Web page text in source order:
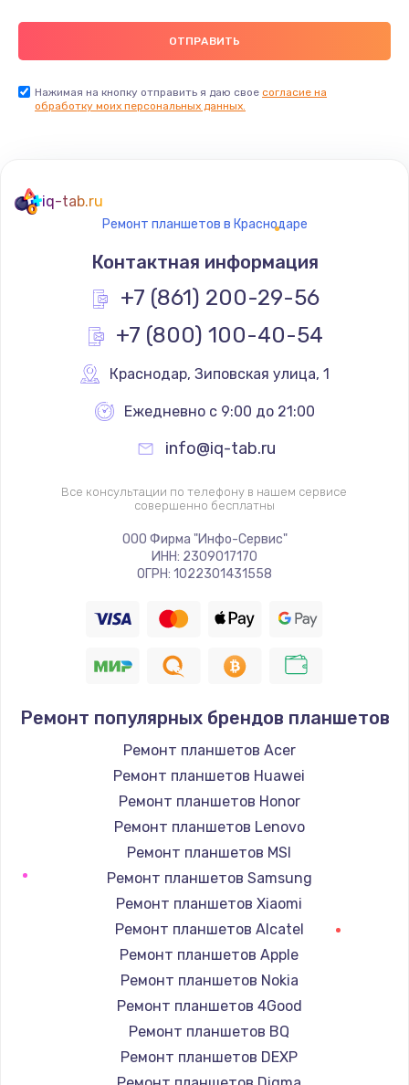
Заказать
Замена разъема зарядки (питания)
от 390 руб.
Заказать
Замена элемента
от 1190 руб.
Заказать
Замена клавиатуры
от 1600 руб.
Заказать
Замена термопасты
Заказать
Замена системы охлаждения
Заказать
Ремонт подсветки
от 1200 руб.
Заказать
Чистка от пыли
от 990 руб.
Заказать
Настройка Wi-Fi
от 1030 руб.
Заказать
Восстановление данных
Нажимая на кнопку отправить я даю свое согласие на
обработку моих персональных данных.
iq-tab.ru
Ремонт планшетов в Краснодаре
Контактная информация
+7 (861) 200-29-56
+7 (800) 100-40-54
Краснодар, Зиповская улица, 1
Ежедневно с 9:00 до 21:00
info@iq-tab.ru
Все консультации по телефону в нашем сервисе
совершенно бесплатны
ООО Фирма "Инфо-Сервис"
ИНН: 2309017170
ОГРН: 1022301431558
Ремонт популярных брендов планшетов
Ремонт планшетов Acer
Ремонт планшетов Huawei
Ремонт планшетов Honor
Ремонт планшетов Lenovo
Ремонт планшетов MSI
Ремонт планшетов Samsung
Ремонт планшетов Xiaomi
Ремонт планшетов Alcatel
Ремонт планшетов Apple
Ремонт планшетов Nokia
Ремонт планшетов 4Good
Ремонт планшетов BQ
Ремонт планшетов DEXP